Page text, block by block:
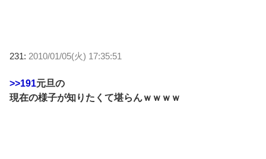
231: 2010/01/05(火) 17:35:51
>>191元旦の
現在の様子が知りたくて堪らんｗｗｗｗ